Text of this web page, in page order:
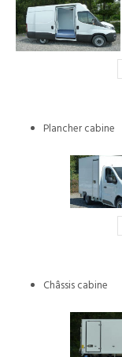
Plancher cabine
Châssis cabine